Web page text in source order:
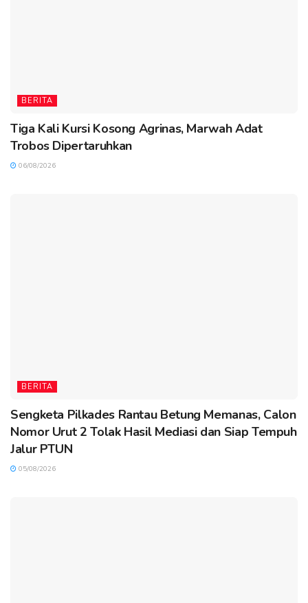
BERITA
Tiga Kali Kursi Kosong Agrinas, Marwah Adat
Trobos Dipertaruhkan
06/08/2026
BERITA
Sengketa Pilkades Rantau Betung Memanas, Calon
Nomor Urut 2 Tolak Hasil Mediasi dan Siap Tempuh
Jalur PTUN
05/08/2026